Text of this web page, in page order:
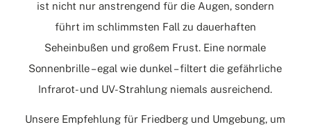
ist nicht nur anstrengend für die Augen, sondern
führt im schlimmsten Fall zu dauerhaften
Seheinbußen und großem Frust. Eine normale
Sonnenbrille – egal wie dunkel – filtert die gefährliche
Infrarot- und UV-Strahlung niemals ausreichend.
Unsere Empfehlung für Friedberg und Umgebung, um